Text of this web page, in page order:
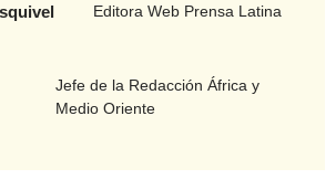
Editora Web Prensa Latina
Jefe de la Redacción África y
Medio Oriente